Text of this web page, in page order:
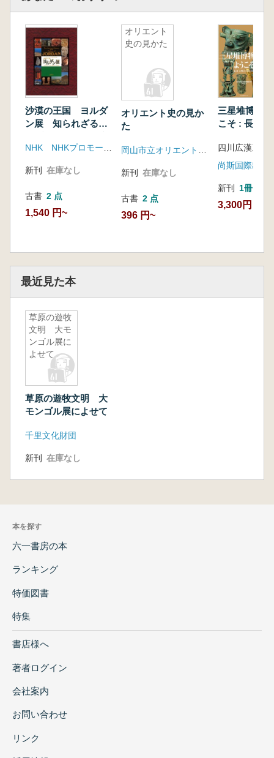
沙漠の王国 ヨルダ
ン展 知られざるア
化遺産
NHK NHKプロモーション
新刊 在庫なし
古書 2 点
1,540 円~
オリエント
史の見かた
オリエント史の見か
た
新刊 在庫なし
古書 2 点
396 円~
三星堆博物
こそ : 長江文
新刊 1冊
3,300円
最近見た本
草原の遊牧
文明 大モ
ンゴル展に
よせて
草原の遊牧文明 大
モンゴル展によせて
千里文化財団
新刊 在庫なし
本を探す
六一書房の本
ランキング
特価図書
特集
書店様へ
著者ログイン
会社案内
お問い合わせ
リンク